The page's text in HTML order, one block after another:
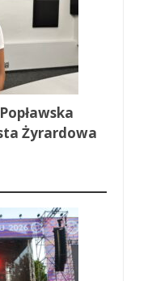
Żyrardowa